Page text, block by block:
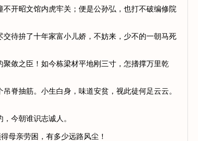
开昭文馆内虎牢关；便是公孙弘，也打不破编修院
待拚了十年家富小儿娇，不妨来，少不的一朝马死
敛之臣！如今栋梁材平地刚三寸，怎搘撑万里乾
脊抽筋。小生白身，味道安贫，视此徒何足云云。
今朝谁识志诚人。
母亲劳困，有多少远路风尘！